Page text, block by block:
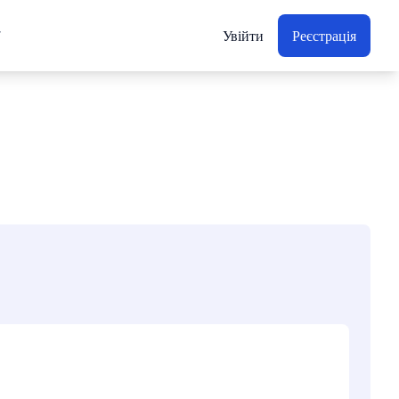
Увійти Реєстрація